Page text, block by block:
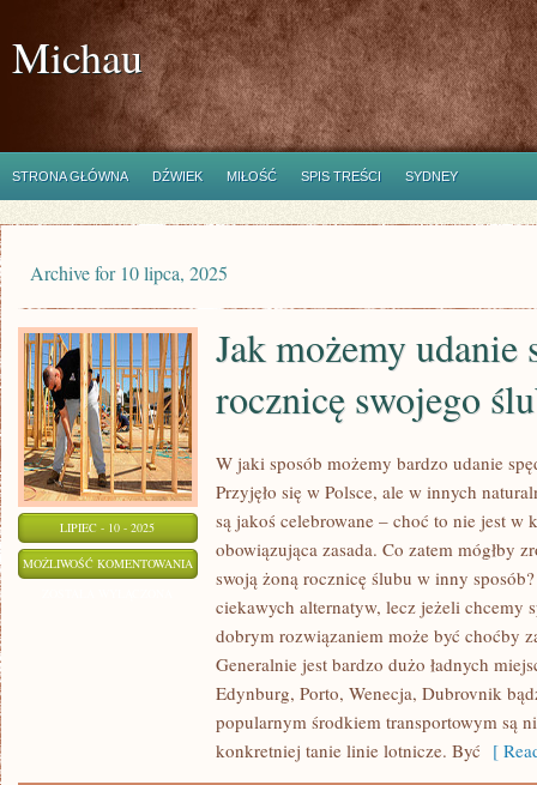
Michau
STRONA GŁÓWNA DŹWIEK MIŁOŚĆ SPIS TREŚCI SYDNEY
Archive for 10 lipca, 2025
LIPIEC - 10 - 2025
MOŻLIWOŚĆ KOMENTOWANIA
MOŻEMY
ŚLUBU?
Jak możemy udanie
rocznicę swojego
W jaki sposób możemy bardzo udanie
Przyjęło się w Polsce, ale w innych
są jakoś celebrowane – choć to nie jest w
obowiązująca zasada. Co zatem mógłby
swoją żoną rocznicę ślubu w inny
ciekawych alternatyw, lecz jeżeli chcemy
dobrym rozwiązaniem może być choćby
Generalnie jest bardzo dużo ładnych
Edynburg, Porto, Wenecja, Dubrovnik
popularnym środkiem transportowym są
konkretniej tanie linie lotnicze. Być [